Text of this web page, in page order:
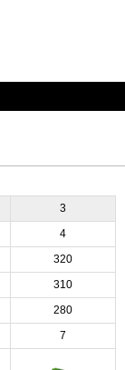
3
4
320
310
280
7